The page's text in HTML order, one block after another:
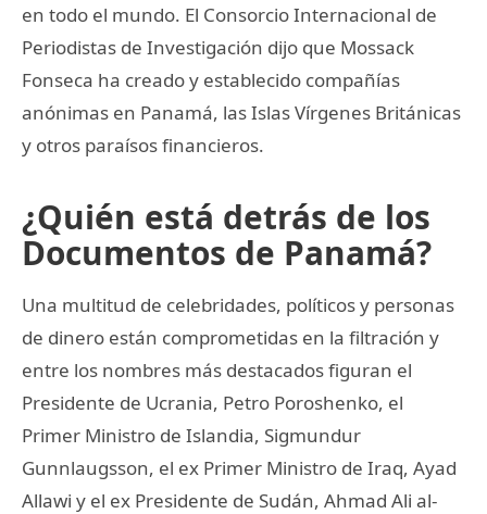
en todo el mundo. El Consorcio Internacional de
Periodistas de Investigación dijo que Mossack
Fonseca ha creado y establecido compañías
anónimas en Panamá, las Islas Vírgenes Británicas
y otros paraísos financieros.
¿Quién está detrás de los
Documentos de Panamá?
Una multitud de celebridades, políticos y personas
de dinero están comprometidas en la filtración y
entre los nombres más destacados figuran el
Presidente de Ucrania, Petro Poroshenko, el
Primer Ministro de Islandia, Sigmundur
Gunnlaugsson, el ex Primer Ministro de Iraq, Ayad
Allawi y el ex Presidente de Sudán, Ahmad Ali al-